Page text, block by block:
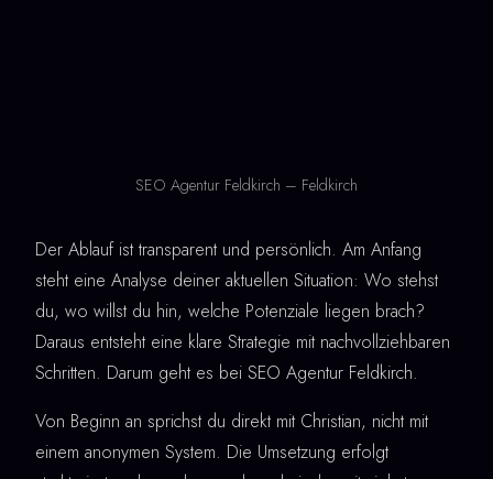
SEO Agentur Feldkirch – Feldkirch
Der Ablauf ist transparent und persönlich. Am Anfang
steht eine Analyse deiner aktuellen Situation: Wo stehst
du, wo willst du hin, welche Potenziale liegen brach?
Daraus entsteht eine klare Strategie mit nachvollziehbaren
Schritten. Darum geht es bei SEO Agentur Feldkirch.
Von Beginn an sprichst du direkt mit Christian, nicht mit
einem anonymen System. Die Umsetzung erfolgt